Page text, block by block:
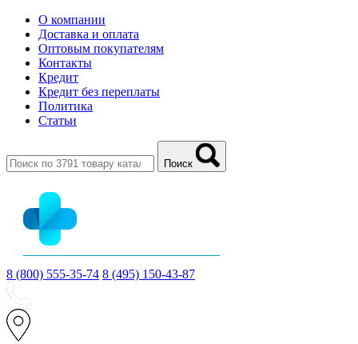
О компании
Доставка и оплата
Оптовым покупателям
Контакты
Кредит
Кредит без переплаты
Политика
Статьи
Поиск
8 (800) 555-35-74 8 (495) 150-43-87